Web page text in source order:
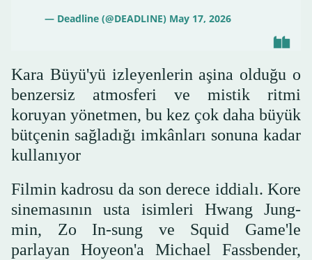
— Deadline (@DEADLINE) May 17, 2026
Kara Büyü'yü izleyenlerin aşina olduğu o
benzersiz atmosferi ve mistik ritmi
koruyan yönetmen, bu kez çok daha büyük
bütçenin sağladığı imkânları sonuna kadar
kullanıyor
Filmin kadrosu da son derece iddialı. Kore
sinemasının usta isimleri Hwang Jung-
min, Zo In-sung ve Squid Game'le
parlayan Hoyeon'a Michael Fassbender,